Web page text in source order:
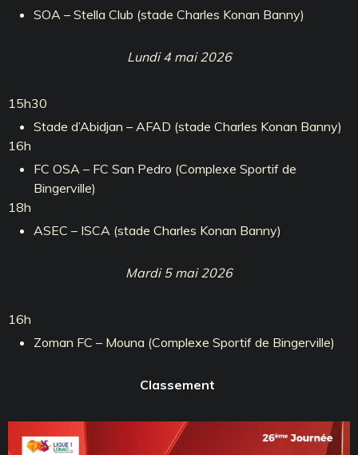
SOA – Stella Club (stade Charles Konan Banny)
Lundi 4 mai 2026
15h30
Stade d’Abidjan – AFAD (stade Charles Konan Banny)
16h
FC OSA – FC San Pedro (Complexe Sportif de
Bingerville)
18h
ASEC – ISCA (stade Charles Konan Banny)
Mardi 5 mai 2026
16h
Zoman FC – Mouna (Complexe Sportif de Bingerville)
Classement